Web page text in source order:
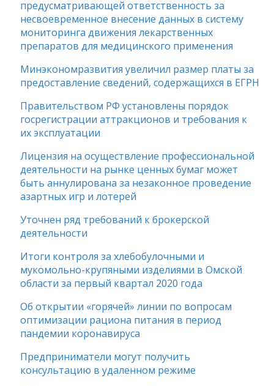
предусматривающей ответственность за
несвоевременное внесение данных в систему
мониторинга движения лекарственных
препаратов для медицинского применения
Минэкономразвития увеличил размер платы за
предоставление сведений, содержащихся в ЕГРН
Правительством РФ установлены порядок
госрегистрации аттракционов и требования к
их эксплуатации
Лицензия на осуществление профессиональной
деятельности на рынке ценных бумаг может
быть аннулирована за незаконное проведение
азартных игр и лотерей
Уточнен ряд требований к брокерской
деятельности
Итоги контроля за хлебобулочными и
мукомольно-крупяными изделиями в Омской
области за первый квартал 2020 года
Об открытии «горячей» линии по вопросам
оптимизации рациона питания в период
пандемии коронавируса
Предприниматели могут получить
консультацию в удаленном режиме